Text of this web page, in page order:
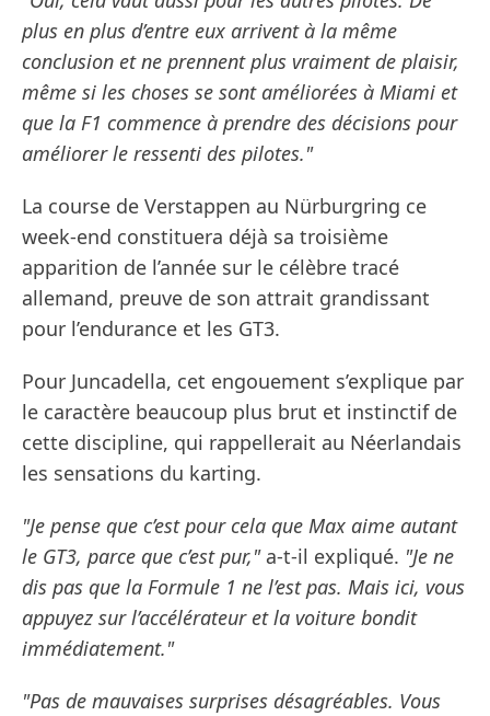
plus en plus d’entre eux arrivent à la même
conclusion et ne prennent plus vraiment de plaisir,
même si les choses se sont améliorées à Miami et
que la F1 commence à prendre des décisions pour
améliorer le ressenti des pilotes."
La course de Verstappen au Nürburgring ce
week-end constituera déjà sa troisième
apparition de l’année sur le célèbre tracé
allemand, preuve de son attrait grandissant
pour l’endurance et les GT3.
Pour Juncadella, cet engouement s’explique par
le caractère beaucoup plus brut et instinctif de
cette discipline, qui rappellerait au Néerlandais
les sensations du karting.
"Je pense que c’est pour cela que Max aime autant
le GT3, parce que c’est pur,"a-t-il expliqué. "Je ne
dis pas que la Formule 1 ne l’est pas. Mais ici, vous
appuyez sur l’accélérateur et la voiture bondit
immédiatement."
"Pas de mauvaises surprises désagréables. Vous